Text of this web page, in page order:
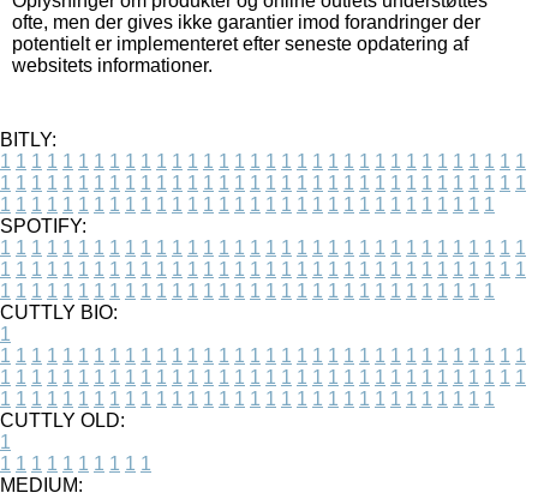
ofte, men der gives ikke garantier imod forandringer der
potentielt er implementeret efter seneste opdatering af
websitets informationer.
BITLY:
1 1 1 1 1 1 1 1 1 1 1 1 1 1 1 1 1 1 1 1 1 1 1 1 1 1 1 1 1 1 1 1 1 1
1 1 1 1 1 1 1 1 1 1 1 1 1 1 1 1 1 1 1 1 1 1 1 1 1 1 1 1 1 1 1 1 1 1
1 1 1 1 1 1 1 1 1 1 1 1 1 1 1 1 1 1 1 1 1 1 1 1 1 1 1 1 1 1 1 1
SPOTIFY:
1 1 1 1 1 1 1 1 1 1 1 1 1 1 1 1 1 1 1 1 1 1 1 1 1 1 1 1 1 1 1 1 1 1
1 1 1 1 1 1 1 1 1 1 1 1 1 1 1 1 1 1 1 1 1 1 1 1 1 1 1 1 1 1 1 1 1 1
1 1 1 1 1 1 1 1 1 1 1 1 1 1 1 1 1 1 1 1 1 1 1 1 1 1 1 1 1 1 1 1
CUTTLY BIO:
1
1 1 1 1 1 1 1 1 1 1 1 1 1 1 1 1 1 1 1 1 1 1 1 1 1 1 1 1 1 1 1 1 1 1
1 1 1 1 1 1 1 1 1 1 1 1 1 1 1 1 1 1 1 1 1 1 1 1 1 1 1 1 1 1 1 1 1 1
1 1 1 1 1 1 1 1 1 1 1 1 1 1 1 1 1 1 1 1 1 1 1 1 1 1 1 1 1 1 1 1
CUTTLY OLD:
1
1 1 1 1 1 1 1 1 1 1
MEDIUM: